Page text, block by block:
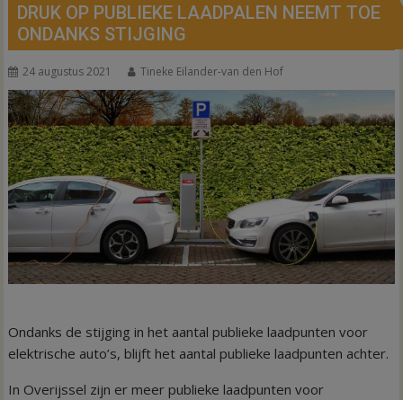
DRUK OP PUBLIEKE LAADPALEN NEEMT TOE
ONDANKS STIJGING
24 augustus 2021 Tineke Eilander-van den Hof
Ondanks de stijging in het aantal publieke laadpunten voor
elektrische auto’s, blijft het aantal publieke laadpunten achter.
In Overijssel zijn er meer publieke laadpunten voor